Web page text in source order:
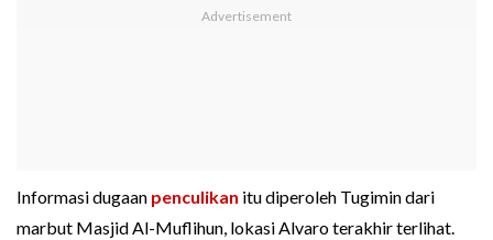
Informasi dugaan penculikan itu diperoleh Tugimin dari
marbut Masjid Al-Muflihun, lokasi Alvaro terakhir terlihat.